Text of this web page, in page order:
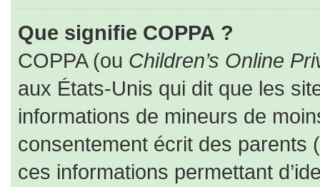
Que signifie COPPA ?
COPPA (ou Children’s Online
aux États-Unis qui dit que les
informations de mineurs de
consentement écrit des parents
ces informations permettant